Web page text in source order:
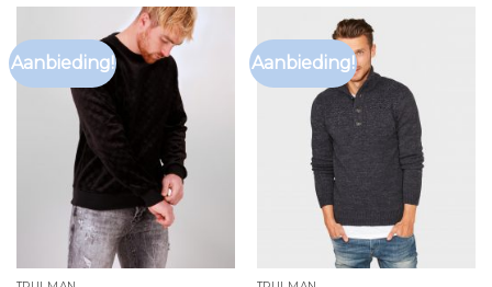
Aanbieding! Aanbieding!